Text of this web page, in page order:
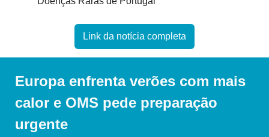
Link da notícia completa
Europa enfrenta verões com mais
calor e OMS pede preparação
urgente